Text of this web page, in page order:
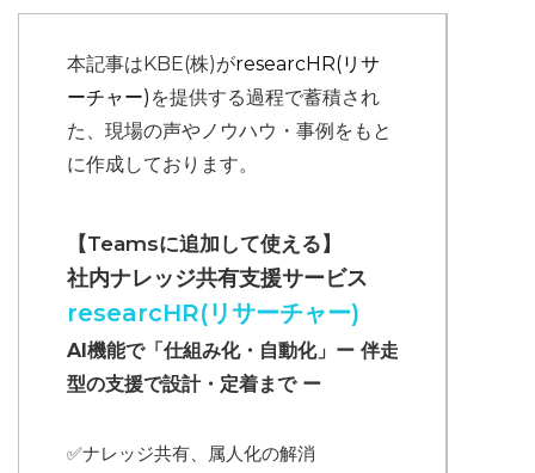
本記事はKBE(株)がresearcHR(リサ
ーチャー) を提供する過程で蓄積され
た、現場の声やノウハウ・事例をもと
に作成しております。
【Teamsに追加して使える】
社内ナレッジ共有支援サービス
researcHR(リサーチャー)
AI機能で「仕組み化・自動化」ー 伴走
型の支援で設計・定着まで ー
✅ナレッジ共有、属人化の解消